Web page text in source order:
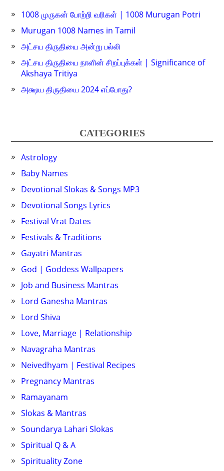
1008 முருகன் போற்றி வரிகள் | 1008 Murugan Potri
Murugan 1008 Names in Tamil
அட்சய திருதியை அன்று பல்லி
அட்சய திருதியை நாளின் சிறப்புக்கள் | Significance of
Akshaya Tritiya
அக்ஷய திருதியை 2024 எப்போது?
CATEGORIES
Astrology
Baby Names
Devotional Slokas & Songs MP3
Devotional Songs Lyrics
Festival Vrat Dates
Festivals & Traditions
Gayatri Mantras
God | Goddess Wallpapers
Job and Business Mantras
Lord Ganesha Mantras
Lord Shiva
Love, Marriage | Relationship
Navagraha Mantras
Neivedhyam | Festival Recipes
Pregnancy Mantras
Ramayanam
Slokas & Mantras
Soundarya Lahari Slokas
Spiritual Q & A
Spirituality Zone